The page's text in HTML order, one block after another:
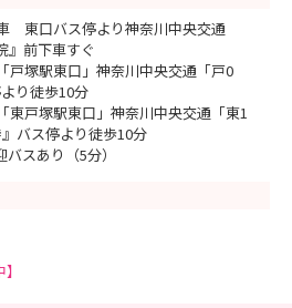
東口バス停より神奈川中央交通
』前下車すぐ
戸塚駅東口」神奈川中央交通「戸0
り徒歩10分
東戸塚駅東口」神奈川中央交通「東1
バス停より徒歩10分
スあり（5分）